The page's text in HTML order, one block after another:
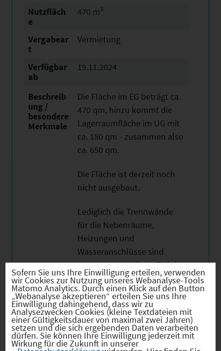
Nutzfläch
e
470 m²
Vergabear
t
Vermietung
Verfügbar
ab
19.11.2024
Beschreib
ung /
besondere
Merkmale
Die Fläche im EG beträgt ca.
470 qm, hinzu kommt die
Lagerraumfläche im UG mit
ca. 180 qm - zusammen also
ca. 650 qm.
Die Fläche ist derzeit noch
nicht ausgebaut.
Lediglich die Trennwände
für die Nebenräume,
Heizungen und
Wasseranschlüsse sind
vorhanden. In einem Teil des
Ladens ist Estrich verlegt.
Wegen der Wohnungen im
Gebäude sollte die Nutzung
möglichst ruhig sein.
Sofern Sie uns Ihre Einwilligung erteilen, verwenden
wir Cookies zur Nutzung unseres Webanalyse-Tools
Matomo Analytics. Durch einen Klick auf den Button
„Webanalyse akzeptieren“ erteilen Sie uns Ihre
Einwilligung dahingehend, dass wir zu
Analysezwecken Cookies (kleine Textdateien mit
einer Gültigkeitsdauer von maximal zwei Jahren)
setzen und die sich ergebenden Daten verarbeiten
dürfen. Sie können Ihre Einwilligung jederzeit mit
Wirkung für die Zukunft in unserer